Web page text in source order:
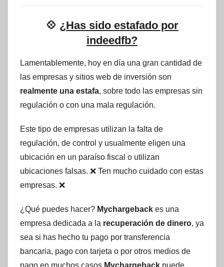
💠 ¿Has sido estafado por
indeedfb?
Lamentablemente, hoy en día una gran cantidad de
las empresas y sitios web de inversión son
realmente una estafa, sobre todo las empresas sin
regulación o con una mala regulación.
Este tipo de empresas utilizan la falta de
regulación, de control y usualmente eligen una
ubicación en un paraíso fiscal o utilizan
ubicaciones falsas. ❌ Ten mucho cuidado con estas
empresas. ❌
¿Qué puedes hacer? Mychargeback es una
empresa dedicada a la recuperación de dinero, ya
sea si has hecho tu pago por transferencia
bancaria, pago con tarjeta o por otros medios de